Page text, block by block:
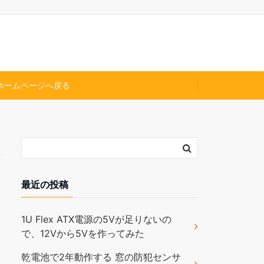
ームページへ戻る
最近の投稿
1U Flex ATX電源の5Vが足りないの
で、12Vから5Vを作ってみた
乾電池で2年動作する 窓の防犯センサ